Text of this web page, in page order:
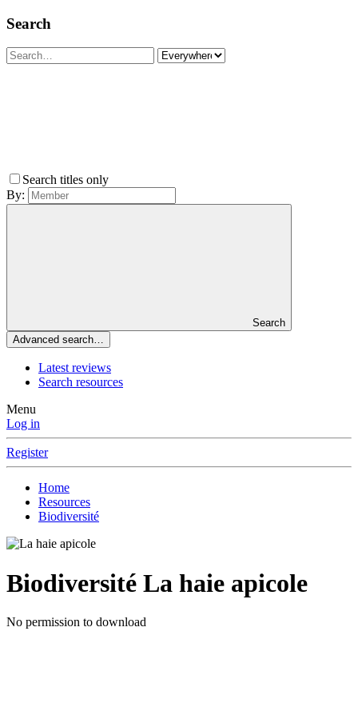
Search
Search titles only
By:
Search
Advanced search…
Latest reviews
Search resources
Menu
Log in
Register
Home
Resources
Biodiversité
Biodiversité La haie apicole
No permission to download